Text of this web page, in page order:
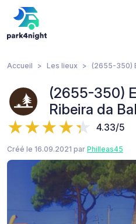
Accueil Les lieux (2655-350)
(2655-350)
Ribeira da
4.33/5
Créé le 16.09.2021 par Philleas45